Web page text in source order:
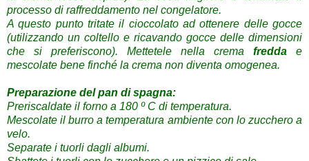
processo di raffreddamento nel congelatore.
A questo puntotritate il cioccolato ad ottenere delle gocce
(utilizzando un coltello e ricavando gocce delle dimensioni
che si preferiscono). Mettetele nella crema fredda e
mescolate bene finché la crema non diventa omogenea.
Preparazione del pan di spagna:
Preriscaldate il forno a 180 º C di temperatura.
Mescolate il burro a temperatura ambiente con lo zucchero a
velo.
Separate i tuorli dagli albumi.